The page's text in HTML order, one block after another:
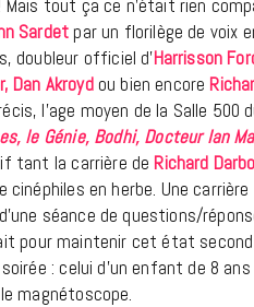
Mais tout ça ce n’était rien
Sardet par un florilège de voix
doubleur officiel d’Harrisson
Dan Akroyd ou bien encore
l’age moyen de la Salle 500
le Génie, Bodhi, Docteur Ian
tant la carrière de Richard
en herbe. Une carrière
séance de questions/
pour maintenir cet état second
: celui d’un enfant de 8 ans
magnétoscope.
We Love
la